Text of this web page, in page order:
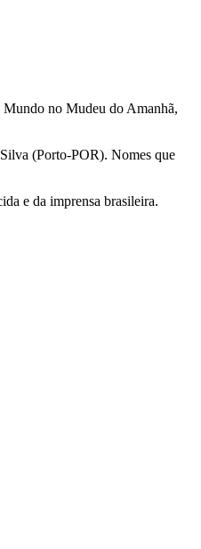
Mundo no Mudeu do Amanhã,
(Porto-POR). Nomes que
e da imprensa brasileira.